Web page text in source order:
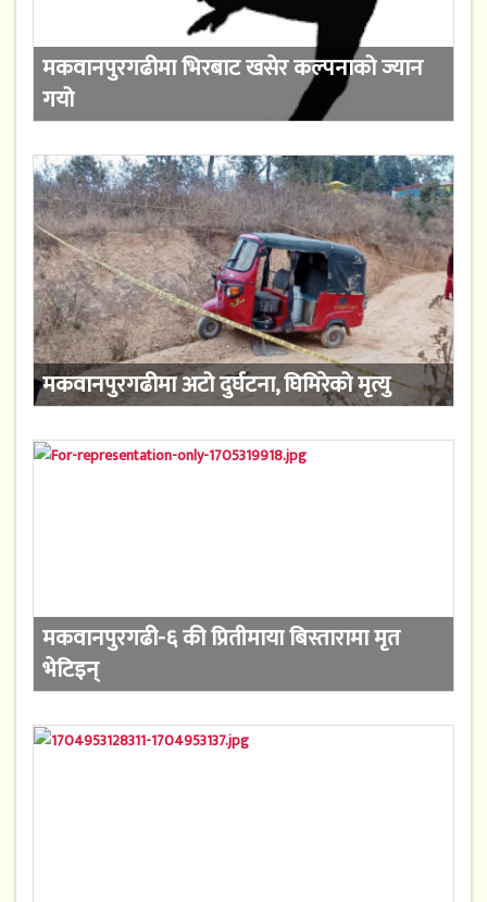
मकवानपुरगढीमा भिरबाट खसेर कल्पनाको ज्यान
गयो
मकवानपुरगढीमा अटो दुर्घटना, घिमिरेको मृत्यु
मकवानपुरगढी-६ की प्रितीमाया बिस्तारामा मृत
भेटिइन्